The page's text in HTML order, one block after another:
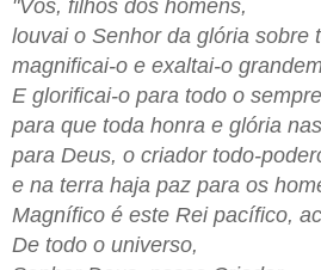
"Vós, filhos dos homens,
louvai o Senhor da glória sobre
magnificai-o e exaltai-o
E glorificai-o para todo o
para que toda honra e glória
para Deus, o criador todo-
e na terra haja paz para os
Magnífico é este Rei pacífico,
De todo o universo,